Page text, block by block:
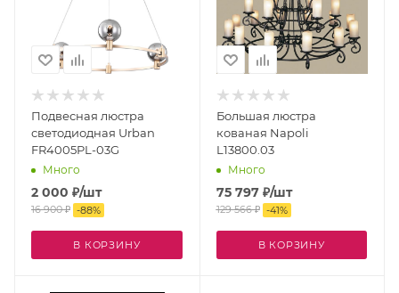
Подвесная люстра
светодиодная Urban
FR4005PL-03G
Много
2 000 ₽/шт
16 900₽ -88%
В КОРЗИНУ
Большая люстра
кованая Napoli
L13800.03
Много
75 797₽/шт
129 566₽ -41%
В КОРЗИНУ